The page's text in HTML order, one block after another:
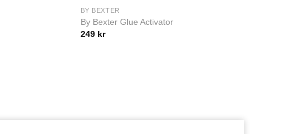
BY BEXTER
By Bexter Glue Activator
249 kr